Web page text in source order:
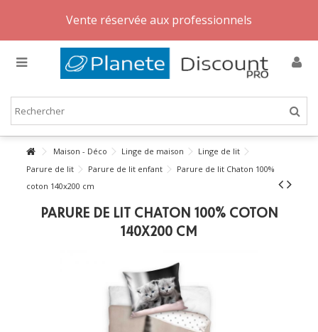
Vente réservée aux professionnels
Maison - Déco Linge de maison
Linge de lit
Parure de lit
Parure de lit enfant
Parure de lit Chaton 100%
coton 140x200 cm
PARURE DE LIT CHATON 100% COTON
140X200 CM